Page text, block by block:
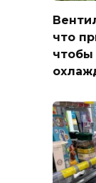
что
чтобы